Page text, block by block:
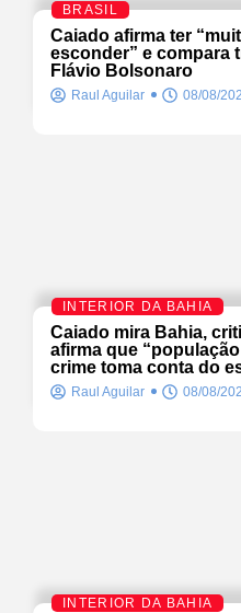
BRASIL
Caiado afirma ter
esconder” e compara
Flávio Bolsonaro
Raul Aguilar 08/08/
INTERIOR DA BAHIA
Caiado mira Bahia,
afirma que
crime toma conta do
Raul Aguilar 08/08/
INTERIOR DA BAHIA